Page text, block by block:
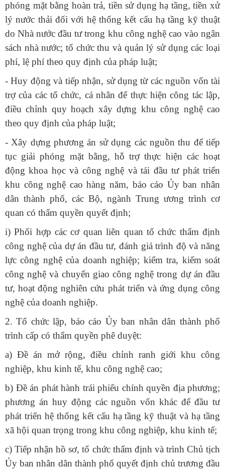
phóng mặt bằng hoàn trả, tiền sử dụng hạ tầng, tiền xử
lý nước thải đối với hệ thống kết cấu hạ tầng kỹ thuật
do Nhà nước đầu tư trong khu công nghệ cao vào ngân
sách nhà nước; tổ chức thu và quản lý sử dụng các loại
phí, lệ phí theo quy định của pháp luật;
- Huy động và tiếp nhận, sử dụng từ các nguồn vốn tài
trợ của các tổ chức, cá nhân để thực hiện công tác lập,
điều chỉnh quy hoạch xây dựng khu công nghệ cao
theo quy định của pháp luật;
- Xây dựng phương án sử dụng các nguồn thu để tiếp
tục giải phóng mặt bằng, hỗ trợ thực hiện các hoạt
động khoa học và công nghệ và tái đầu tư phát triển
khu công nghệ cao hàng năm, báo cáo Ủy ban nhân
dân thành phố, các Bộ, ngành Trung ương trình cơ
quan có thẩm quyền quyết định;
i) Phối hợp các cơ quan liên quan tổ chức thẩm định
công nghệ của dự án đầu tư, đánh giá trình độ và năng
lực công nghệ của doanh nghiệp; kiểm tra, kiểm soát
công nghệ và chuyển giao công nghệ trong dự án đầu
tư, hoạt động nghiên cứu phát triển và ứng dụng công
nghệ của doanh nghiệp.
2. Tổ chức lập, báo cáo Ủy ban nhân dân thành phố
trình cấp có thẩm quyền phê duyệt:
a) Đề án mở rộng, điều chỉnh ranh giới khu công
nghiệp, khu kinh tế, khu công nghệ cao;
b) Đề án phát hành trái phiếu chính quyền địa phương;
phương án huy động các nguồn vốn khác để đầu tư
phát triển hệ thống kết cấu hạ tầng kỹ thuật và hạ tầng
xã hội quan trọng trong khu công nghiệp, khu kinh tế;
c) Tiếp nhận hồ sơ, tổ chức thẩm định và trình Chủ tịch
Ủy ban nhân dân thành phố quyết định chủ trương đầu